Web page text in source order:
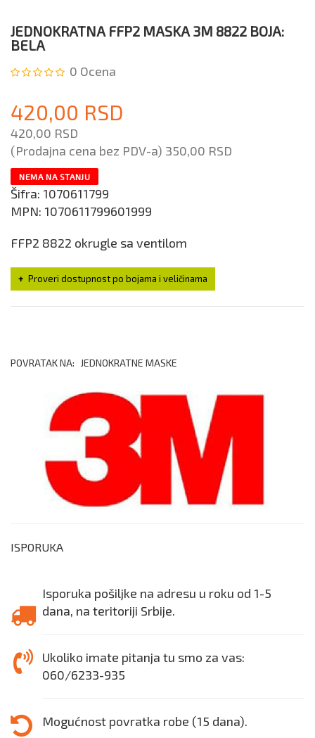
JEDNOKRATNA FFP2 MASKA 3M 8822 BOJA:
BELA
0 Ocena
420,00 RSD
420,00 RSD
(Prodajna cena bez PDV-a) 350,00 RSD
NEMA NA STANJU
Šifra: 1070611799
MPN: 1070611799601999
FFP2 8822 okrugle sa ventilom
Proveri dostupnost po bojama i veličinama
POVRATAK NA: JEDNOKRATNE MASKE
ISPORUKA
Isporuka pošiljke na adresu u roku od 1-5
dana, na teritoriji Srbije.
Ukoliko imate pitanja tu smo za vas:
060/6233-935
Mogućnost povratka robe (15 dana).